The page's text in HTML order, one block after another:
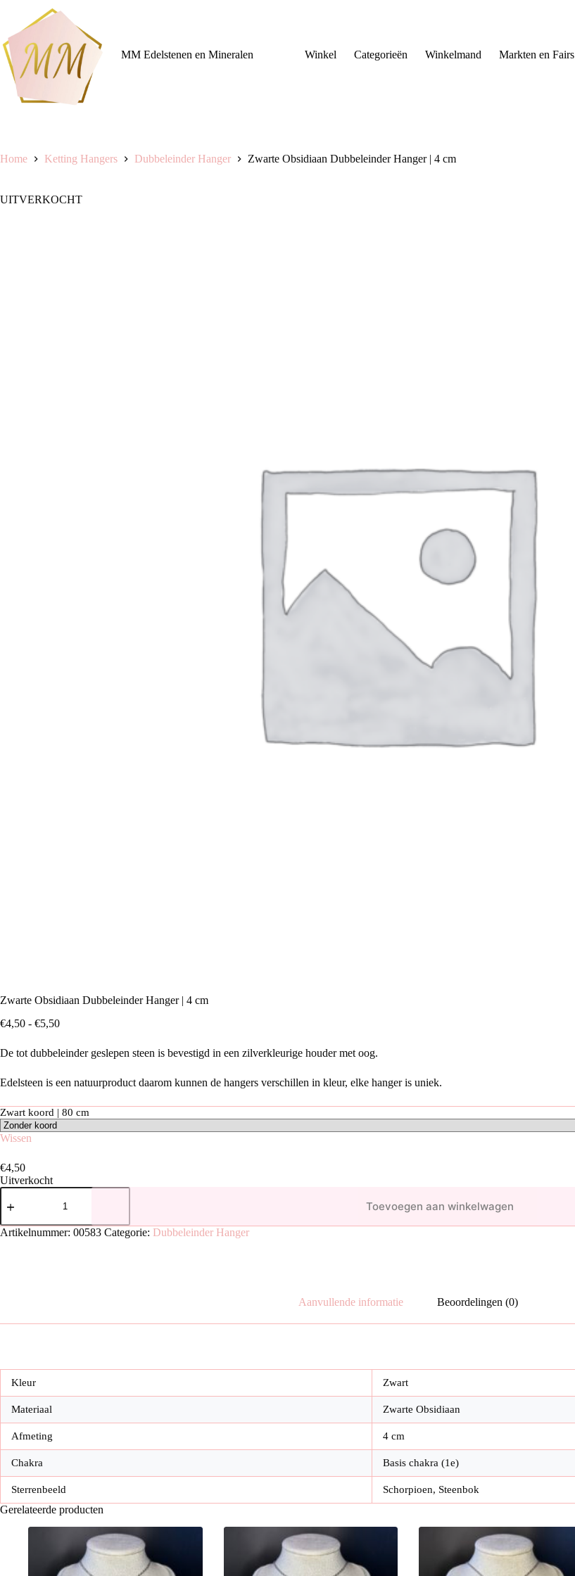
inhoud
MM Edelstenen en Mineralen
Winkel Categorieën Winkelmand Markten en Fairs
Home Ketting Hangers Dubbeleinder Hanger Zwarte Obsidiaan Dubbeleinder Hanger | 4 cm
UITVERKOCHT
Zwarte Obsidiaan Dubbeleinder Hanger | 4 cm
€4,50 - €5,50Prijsklasse:
tot
€5,50
De tot dubbeleinder geslepen steen is bevestigd in een zilverkleurige houder met oog.
Edelsteen is een natuurproduct daarom kunnen de hangers verschillen in kleur, elke hanger is uniek.
Zwart koord | 80 cm
Wissen
€4,50
Uitverkocht
Zwarte
Obsidiaan
Hanger
|
Toevoegen aan winkelwagen
Artikelnummer: 00583 Categorie: Dubbeleinder Hanger
Aanvullende informatie Beoordelingen (0)
Kleur Zwart
Materiaal Zwarte Obsidiaan
Afmeting 4 cm
Chakra Basis chakra (1e)
Sterrenbeeld Schorpioen, Steenbok
Gerelateerde producten